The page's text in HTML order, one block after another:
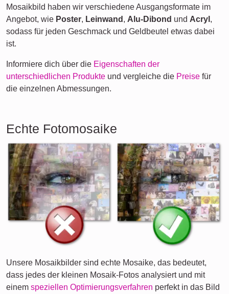
Mosaikbild haben wir verschiedene Ausgangsformate im
Angebot, wie Poster, Leinwand , Alu-Dibond und Acryl ,
sodass für jeden Geschmack und Geldbeutel etwas dabei
ist.
Informiere dich über die Eigenschaften der
unterschiedlichen Produkte und vergleiche die Preise für
die einzelnen Abmessungen.
Echte Fotomosaike
Unsere Mosaikbilder sind echte Mosaike, das bedeutet,
dass jedes der kleinen Mosaik-Fotos analysiert und mit
einem speziellen Optimierungsverfahren perfekt in das Bild